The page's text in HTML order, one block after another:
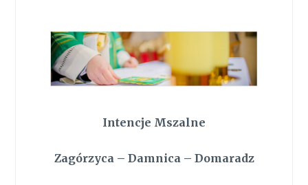
Intencje Mszalne
Zagórzyca – Damnica – Domaradz